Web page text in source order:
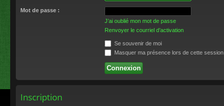
Mot de passe :
J’ai oublié mon mot de passe
Renvoyer le courriel d’activation
Se souvenir de moi
Masquer ma présence lors de cette session
Inscription